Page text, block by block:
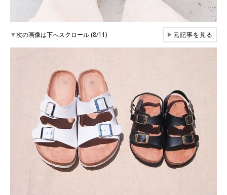
▼次の画像は下へスクロール (8/11) ▶元記事を見る